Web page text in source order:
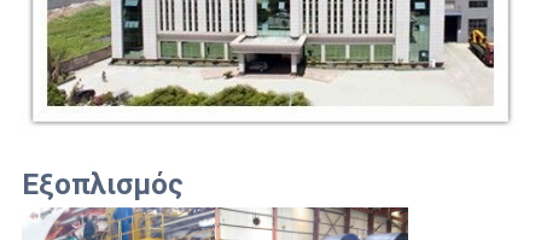
Εξοπλισμός